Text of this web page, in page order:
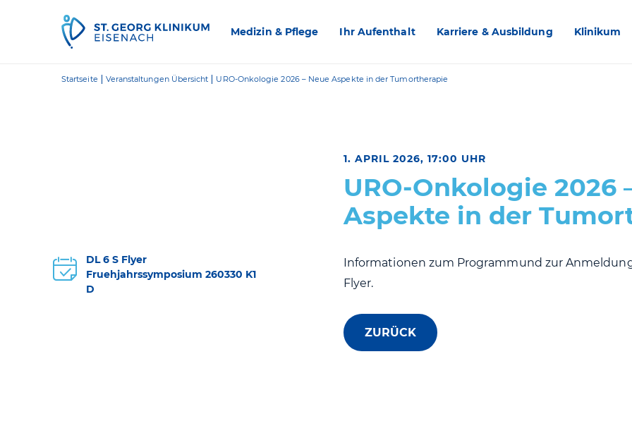
Medizin & Pflege Ihr Aufenthalt Karriere & Ausbildung Klinikum
Startseite Veranstaltungen Übersicht URO-Onkologie 2026 – Neue Aspekte in der Tumortherapie
1. APRIL 2026, 17:00 UHR
URO-Onkologie 2026
Aspekte in der
Informationen zum Programmund zur
Flyer.
ZURÜCK
DL 6 S Flyer
Fruehjahrssymposium 260330 K1
D